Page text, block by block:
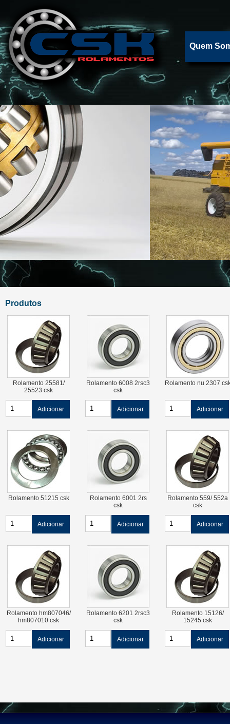
Quem
Produtos
Rolamento 25581/
25523 csk
Adicionar
Rolamento 6008 2rsc3
csk
Adicionar
Rolamento nu 2307
Adicionar
Rolamento 51215 csk
Adicionar
Rolamento 6001 2rs
csk
Adicionar
Rolamento 559/ 552a
csk
Adicionar
Rolamento hm807046/
hm807010 csk
Adicionar
Rolamento 6201 2rsc3
csk
Adicionar
Rolamento 15126/
15245 csk
Adicionar